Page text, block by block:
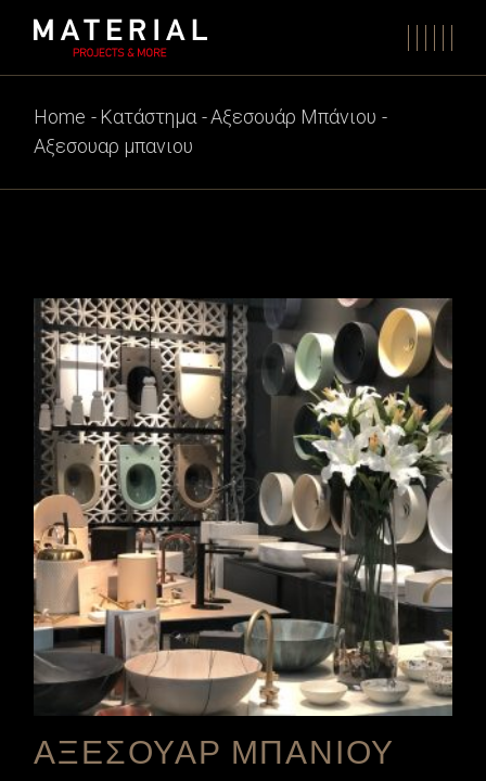
Home Κατάστημα
Αξεσουάρ Μπάνιου
Αξεσουαρ μπανιου
ΑΞΕΣΟΥΑΡ ΜΠΑΝΙΟΥ